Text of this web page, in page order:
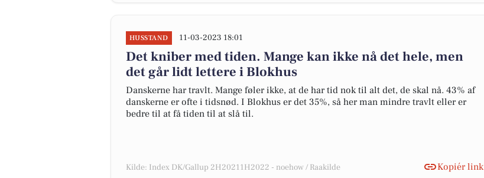
HUSSTAND 11-03-2023 18:01
Det kniber med tiden. Mange kan ikke nå det hele, men
det går lidt lettere i Blokhus
Danskerne har travlt. Mange føler ikke, at de har tid nok til alt det, de skal nå. 43% af
danskerne er ofte i tidsnød. I Blokhus er det 35%, så her man mindre travlt eller er
bedre til at få tiden til at slå til.
Kilde: Index DK/Gallup 2H20211H2022 - noehow / Raakilde Kopiér link